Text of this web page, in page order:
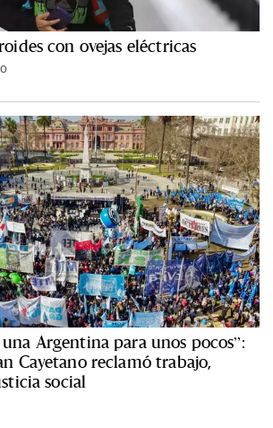
con ovejas eléctricas
Argentina para unos pocos”:
Cayetano reclamó trabajo,
social